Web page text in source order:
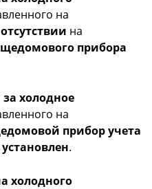
на
на
прибора
холодное
на
прибор учета
установлен.
холодного